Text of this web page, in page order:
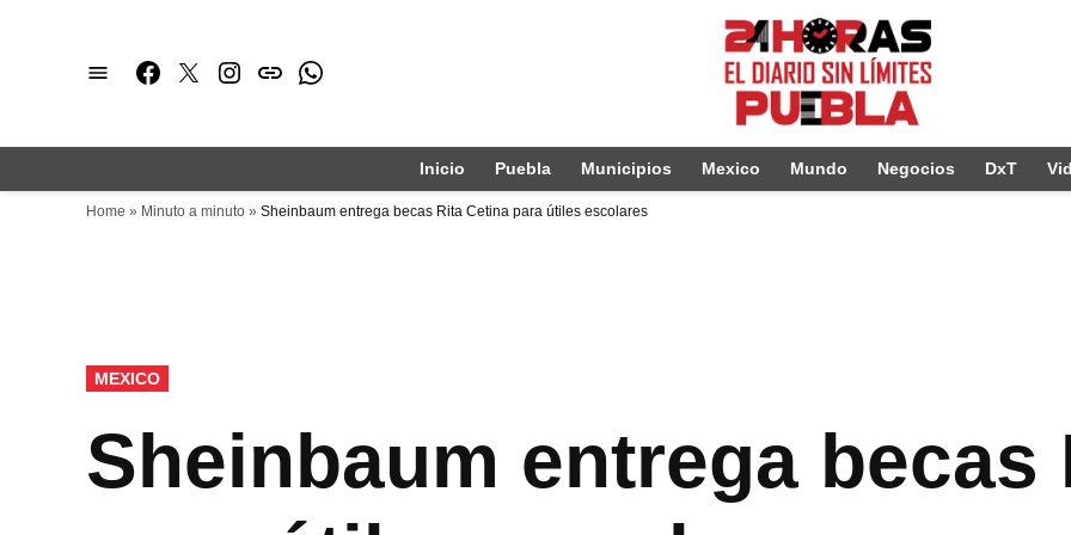
Facebook
TwitterInstagram
issuuWhatsapp
Inicio Puebla Municipios Mexico Mundo Negocios DxT
Home » Minuto a minuto » Sheinbaum entrega becas Rita Cetina para útiles escolares
PUBLICADO
EN
MEXICO
Sheinbaum entrega becas